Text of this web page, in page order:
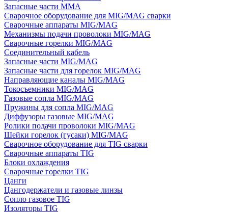
Запасные части MMA
Сварочное оборудование для MIG/MAG сварки
Сварочные аппараты MIG/MAG
Механизмы подачи проволоки MIG/MAG
Сварочные горелки MIG/MAG
Соединительный кабель
Запасные части MIG/MAG
Запасные части для горелок MIG/MAG
Направляющие каналы MIG/MAG
Токосъемники MIG/MAG
Газовые сопла MIG/MAG
Пружины для сопла MIG/MAG
Диффузоры газовые MIG/MAG
Ролики подачи проволоки MIG/MAG
Шейки горелок (гусаки) MIG/MAG
Сварочное оборудование для TIG сварки
Сварочные аппараты TIG
Блоки охлаждения
Сварочные горелки TIG
Цанги
Цангодержатели и газовые линзы
Сопло газовое TIG
Изоляторы TIG